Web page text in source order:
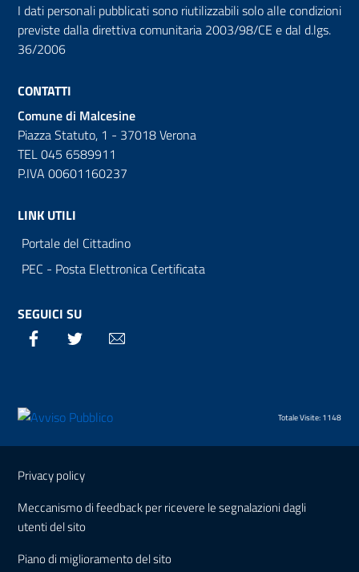
I dati personali pubblicati sono riutilizzabili solo alle condizioni
previste dalla direttiva comunitaria 2003/98/CE e dal d.lgs.
36/2006
CONTATTI
Comune di Malcesine
Piazza Statuto, 1 - 37018 Verona
TEL 045 6589911
P.IVA 00601160237
LINK UTILI
Portale del Cittadino
PEC - Posta Elettronica Certificata
SEGUICI SU
Facebook Twitter
Totale Visite: 1148
Sezione Link Utili
Privacy policy
Meccanismo di feedback per ricevere le segnalazioni dagli
utenti del sito
Piano di miglioramento del sito